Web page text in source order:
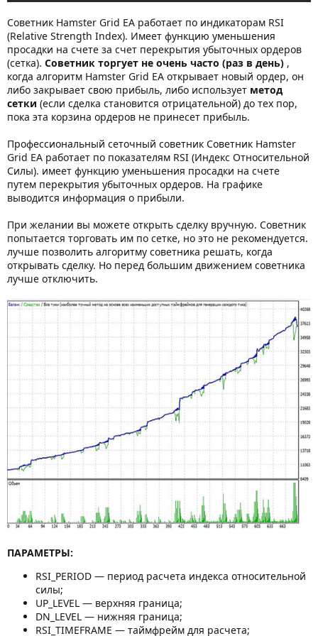
Советник Hamster Grid EA работает по индикаторам RSI
(Relative Strength Index). Имеет функцию уменьшения
просадки на счете за счет перекрытия убыточных ордеров
(сетка). Советник торгует не очень часто (раз в день) ,
когда алгоритм Hamster Grid EA открывает новый ордер, он
либо закрывает свою прибыль, либо использует метод
сетки (если сделка становится отрицательной) до тех пор,
пока эта корзина ордеров не принесет прибыль.
Профессиональный сеточный советник Советник Hamster
Grid EA работает по показателям RSI (Индекс Относительной
Силы). имеет функцию уменьшения просадки на счете
путем перекрытия убыточных ордеров. На графике
выводится информация о прибыли.
При желании вы можете открыть сделку вручную. Советник
попытается торговать им по сетке, но это не рекомендуется.
лучше позволить алгоритму советника решать, когда
открывать сделку. Но перед большим движением советника
лучше отключить.
ПАРАМЕТРЫ:
RSI_PERIOD — период расчета индекса относительной
силы;
UP_LEVEL — верхняя граница;
DN_LEVEL — нижняя граница;
RSI_TIMEFRAME — таймфрейм для расчета;